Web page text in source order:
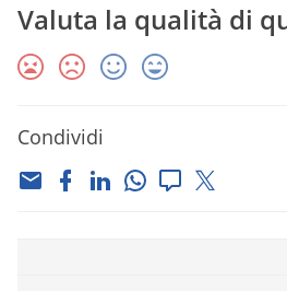
Valuta la qualità di
Condividi